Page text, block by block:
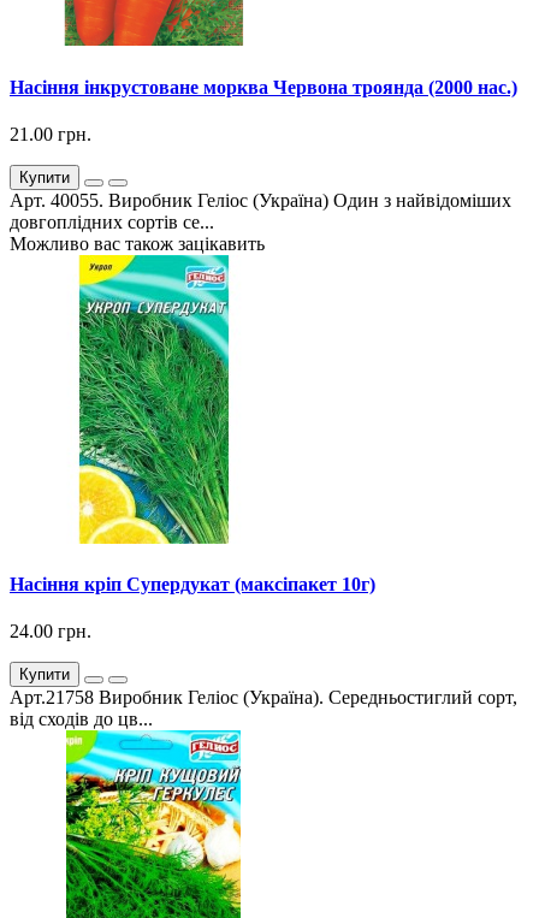
Насіння інкрустоване морква Червона троянда (2000 нас.)
21.00 грн.
Купити
Арт. 40055. Виробник Геліос (Україна) Один з найвідоміших
довгоплідних сортів се...
Можливо вас також зацікавить
Насіння кріп Супердукат (максіпакет 10г)
24.00 грн.
Купити
Арт.21758 Виробник Геліос (Україна). Середньостиглий сорт,
від сходів до цв...